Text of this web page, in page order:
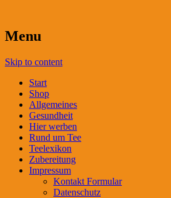
Menu
Skip to content
Start
Shop
Allgemeines
Gesundheit
Hier werben
Rund um Tee
Teelexikon
Zubereitung
Impressum
Kontakt Formular
Datenschutz